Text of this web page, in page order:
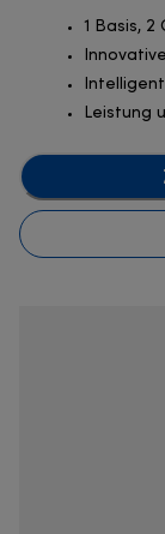
1 Basis, 2
Leistung